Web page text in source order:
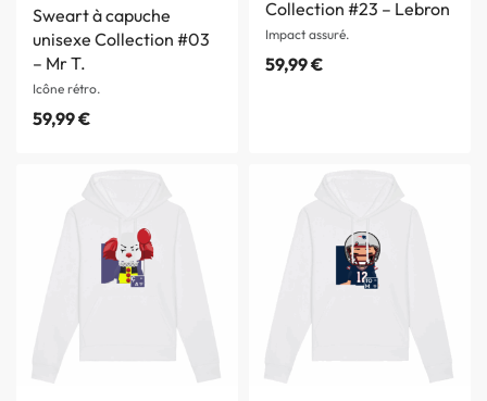
Sweart à capuche
unisexe Collection #03
– Mr T.
Icône rétro.
59,99€
Collection #23 – Lebron
Impact assuré.
59,99€